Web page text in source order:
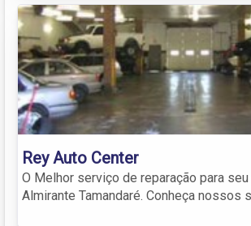
Rey Auto Center
O Melhor serviço de reparação para seu
Almirante Tamandaré. Conheça nossos